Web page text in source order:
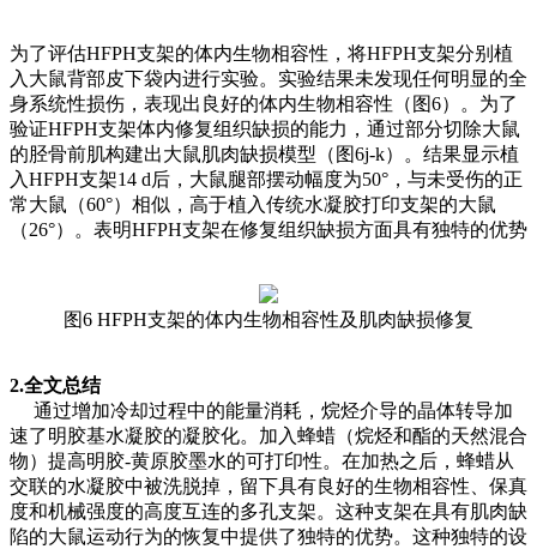
为了评估HFPH支架的体内生物相容性，将HFPH支架分别植
入大鼠背部皮下袋内进行实验。实验结果未发现任何明显的全
身系统性损伤，表现出良好的体内生物相容性（图6）。为了
验证HFPH支架体内修复组织缺损的能力，通过部分切除大鼠
的胫骨前肌构建出大鼠肌肉缺损模型（图6j-k）。结果显示植
入HFPH支架14 d后，大鼠腿部摆动幅度为50°，与未受伤的正
常大鼠（60°）相似，高于植入传统水凝胶打印支架的大鼠
（26°）。表明HFPH支架在修复组织缺损方面具有独特的优势
图6 HFPH支架的体内生物相容性及肌肉缺损修复
2.全文总结
通过增加冷却过程中的能量消耗，烷烃介导的晶体转导加
速了明胶基水凝胶的凝胶化。加入蜂蜡（烷烃和酯的天然混合
物）提高明胶-黄原胶墨水的可打印性。在加热之后，蜂蜡从
交联的水凝胶中被洗脱掉，留下具有良好的生物相容性、保真
度和机械强度的高度互连的多孔支架。这种支架在具有肌肉缺
陷的大鼠运动行为的恢复中提供了独特的优势。这种独特的设